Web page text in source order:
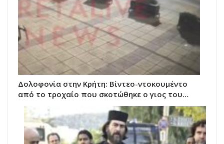
Δολοφονία στην Κρήτη: Βίντεο-ντοκουμέντο
από το τροχαίο που σκοτώθηκε ο γιος του…